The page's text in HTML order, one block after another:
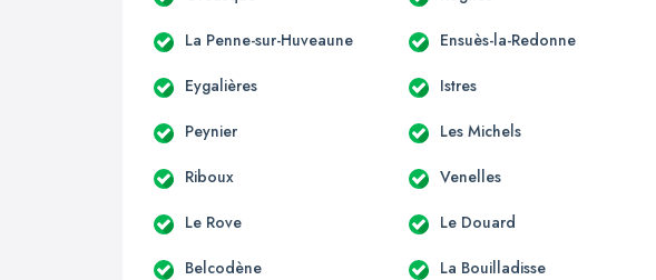
La Penne-sur-Huveaune Ensuès-la-Redonne
Eygalières Istres
Peynier Les Michels
Riboux Venelles
Le Rove Le Douard
Belcodène La Bouilladisse